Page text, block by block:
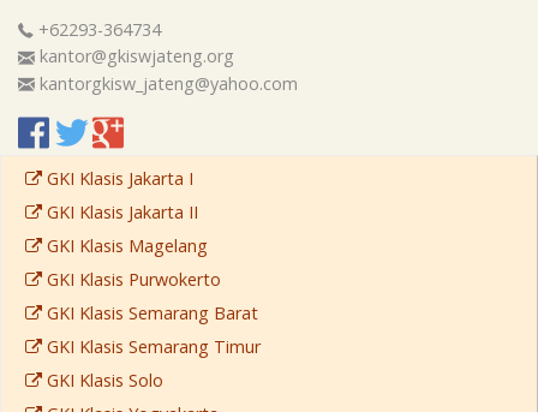
+62293-364734
kantor@gkiswjateng.org
kantorgkisw_jateng@yahoo.com
GKI Klasis Jakarta I
GKI Klasis Jakarta II
GKI Klasis Magelang
GKI Klasis Purwokerto
GKI Klasis Semarang Barat
GKI Klasis Semarang Timur
GKI Klasis Solo